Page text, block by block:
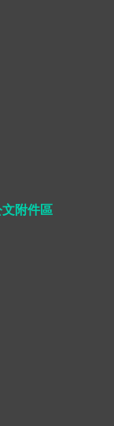
文附件區